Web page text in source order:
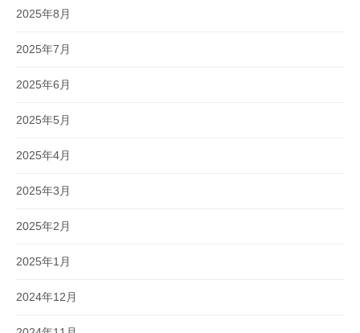
2025年8月
2025年7月
2025年6月
2025年5月
2025年4月
2025年3月
2025年2月
2025年1月
2024年12月